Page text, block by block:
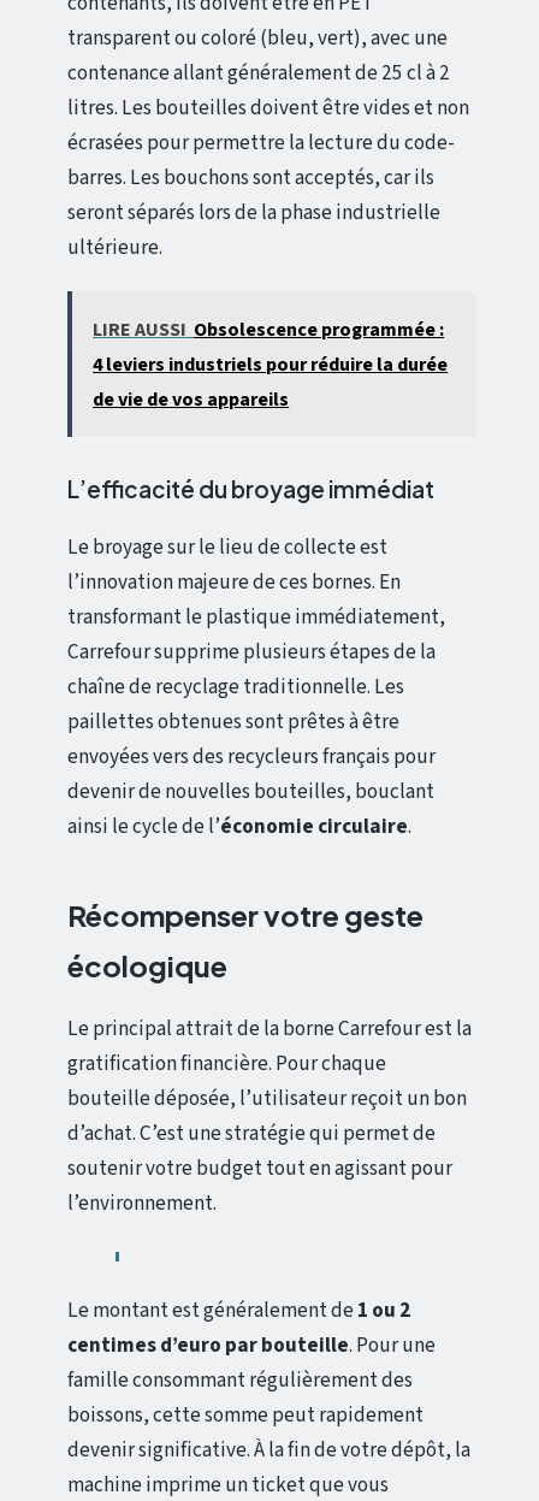
transparent ou coloré (bleu, vert), avec une
contenance allant généralement de 25 cl à 2
litres. Les bouteilles doivent être vides et non
écrasées pour permettre la lecture du code-
barres. Les bouchons sont acceptés, car ils
seront séparés lors de la phase industrielle
ultérieure.
LIRE AUSSI Obsolescence programmée :
4 leviers industriels pour réduire la durée
de vie de vos appareils
L’efficacité du broyage immédiat
Le broyage sur le lieu de collecte est
l’innovation majeure de ces bornes. En
transformant le plastique immédiatement,
Carrefour supprime plusieurs étapes de la
chaîne de recyclage traditionnelle. Les
paillettes obtenues sont prêtes à être
envoyées vers des recycleurs français pour
devenir de nouvelles bouteilles, bouclant
ainsi le cycle de l’économie circulaire.
Récompenser votre geste
écologique
Le principal attrait de la borne Carrefour est la
gratification financière. Pour chaque
bouteille déposée, l’utilisateur reçoit un bon
d’achat. C’est une stratégie qui permet de
soutenir votre budget tout en agissant pour
l’environnement.
Le montant est généralement de1 ou 2
centimes d’euro par bouteille. Pour une
famille consommant régulièrement des
boissons, cette somme peut rapidement
devenir significative. À la fin de votre dépôt, la
machine imprime un ticket que vous